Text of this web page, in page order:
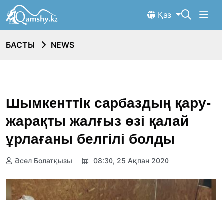
Қаз
БАСТЫ NEWS
Шымкенттік сарбаздың қару-
жарақты жалғыз өзі қалай
ұрлағаны белгілі болды
Әсел Болатқызы 08:30, 25 Ақпан 2020